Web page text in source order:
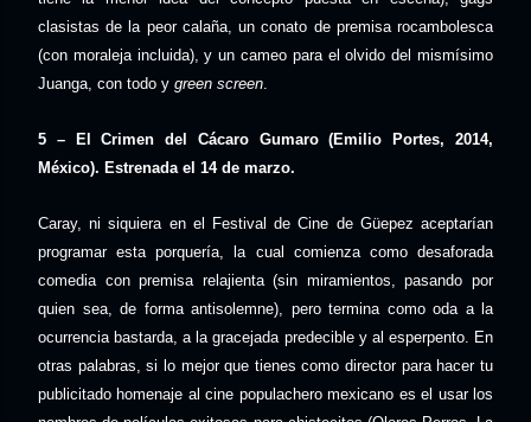
clasistas de la peor calaña, un conato de premisa rocambolesca
(con moraleja incluida), y un cameo para el olvido del mismísimo
Juanga, con todo y green screen
5 – El Crimen del Cácaro Gumaro (Emilio Portes, 2014,
México). Estrenada el 14 de marzo.
Caray, ni siquiera en el Festival de Cine de Güepez aceptarían
programar esta porquería, la cual comienza como desaforada
comedia con premisa relajienta (sin miramientos, pasando por
quien sea, de forma antisolemne), pero termina como oda a la
ocurrencia bastarda, a la gracejada predecible y al esperpento. En
otras palabras, si lo mejor que tienes como director para hacer tu
publicitado homenaje al cine populachero mexicano es el usar los